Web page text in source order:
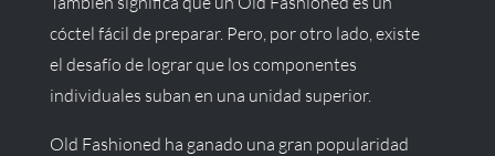
cóctel fácil de preparar. Pero, por otro lado, existe
el desafío de lograr que los componentes
individuales suban en una unidad superior.
Old Fashioned ha ganado una gran popularidad